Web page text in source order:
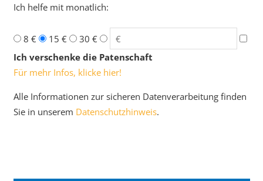
Ich helfe mit monatlich:
8 € 15 €
30 €
Ich verschenke die Patenschaft
Für mehr Infos, klicke hier!
Alle Informationen zur sicheren Datenverarbeitung finden
Sie in unserem Datenschutzhinweis.